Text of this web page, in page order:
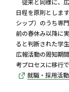
従来と同様に、
日程を原則としま
シップ）のうち専
前の春休み以降に
ると判断された学
広報活動の周知期
考プロセスに移行
就職・採用活